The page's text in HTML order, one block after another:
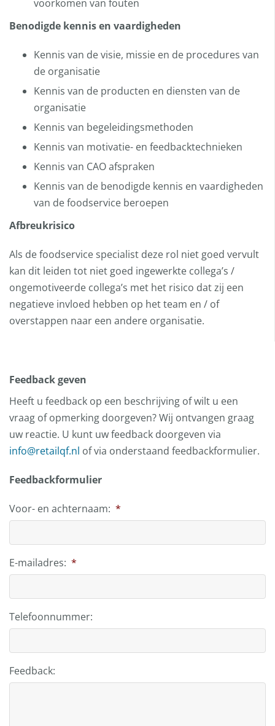
voorkomen van fouten
Benodigde kennis en vaardigheden
Kennis van de visie, missie en de procedures van
de organisatie
Kennis van de producten en diensten van de
organisatie
Kennis van begeleidingsmethoden
Kennis van motivatie- en feedbacktechnieken
Kennis van CAO afspraken
Kennis van de benodigde kennis en vaardigheden
van de foodservice beroepen
Afbreukrisico
Als de foodservice specialist deze rol niet goed vervult
kan dit leiden tot niet goed ingewerkte collega’s /
ongemotiveerde collega’s met het risico dat zij een
negatieve invloed hebben op het team en / of
overstappen naar een andere organisatie.
Feedback geven
Heeft u feedback op een beschrijving of wilt u een
vraag of opmerking doorgeven? Wij ontvangen graag
uw reactie. U kunt uw feedback doorgeven via
info@retailqf.nl of via onderstaand feedbackformulier.
Feedbackformulier
Voor- en achternaam: *
E-mailadres: *
Telefoonnummer:
Feedback: